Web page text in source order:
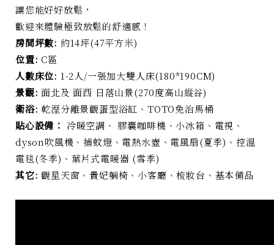
讓您能好好放鬆，
歡迎來體驗極致放鬆的舒適感！
房間坪數: 約14坪(47平方米)
位置: C區
人數床位: 1-2人/一張加大雙人床(180*190CM)
景觀: 面北及 面西 日落山景(270度高山縱谷)
衛浴: 乾溼分離景觀蛋型浴缸、TOTO免治馬桶
貼心設備： 冷暖空調、 膠囊咖啡機、小冰箱、電視、
dyson吹風機、捕蚊燈、電熱水壺、電風扇(夏季)、控溫
電毯(冬季)、葉片式電暖器 (雪季)
其它: 觀星天窗、貴妃躺椅、小客廳、梳妝台、基本備品